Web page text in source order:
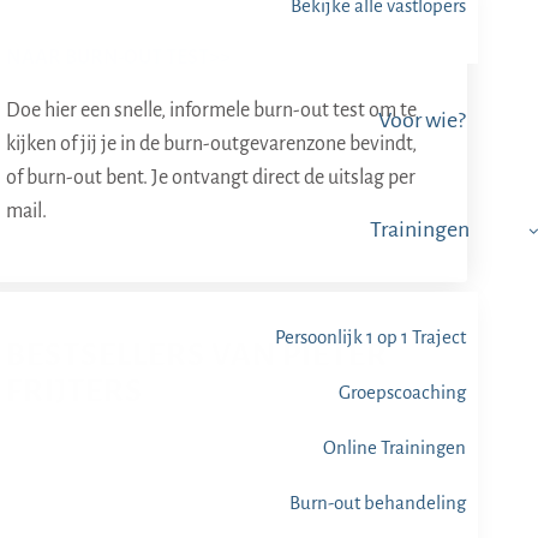
Bekijke alle vastlopers
Voor wie?
Trainingen
Persoonlijk 1 op 1 Traject
Groepscoaching
Online Trainingen
Burn-out behandeling
Doe hier een snelle, informele burn-out test om te
kijken of jij je in de burn-outgevarenzone bevindt,
of burn-out bent. Je ontvangt direct de uitslag per
mail.
BESTSELLERS VAN PIETER